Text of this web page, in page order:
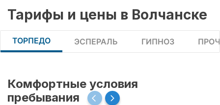
Тарифы и цены в Волчанске
ТОРПЕДО ЭСПЕРАЛЬ ГИПНОЗ
Комфортные условия
пребывания